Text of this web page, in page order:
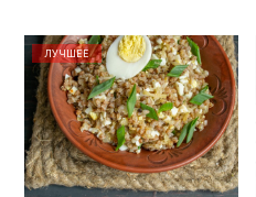
ЛУЧШЕЕ